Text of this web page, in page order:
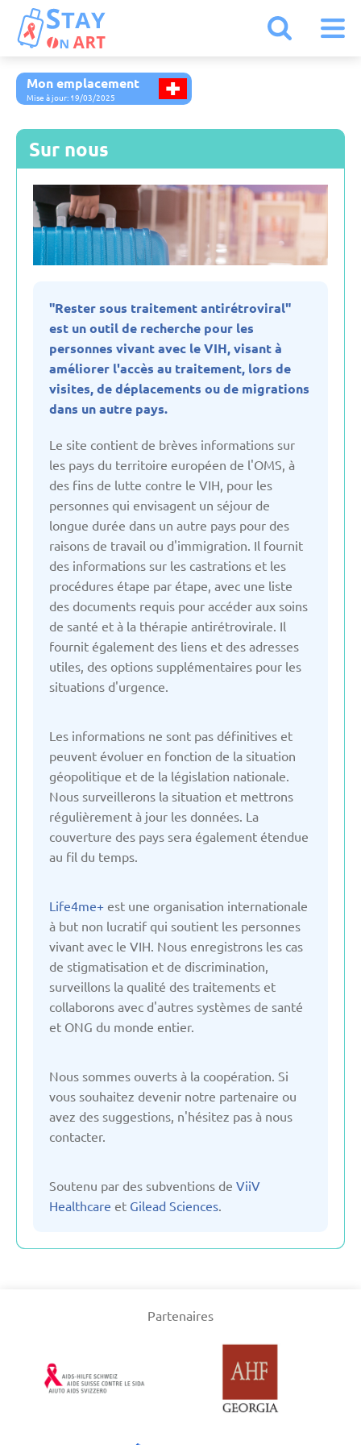
Mon emplacement
Mise à jour: 19/03/2025
Sur nous
"Rester sous traitement antirétroviral"
est un outil de recherche pour les
personnes vivant avec le VIH, visant à
améliorer l'accès au traitement, lors de
visites, de déplacements ou de migrations
dans un autre pays.
Le site contient de brèves informations sur
les pays du territoire européen de l'OMS, à
des fins de lutte contre le VIH, pour les
personnes qui envisagent un séjour de
longue durée dans un autre pays pour des
raisons de travail ou d'immigration. Il fournit
des informations sur les castrations et les
procédures étape par étape, avec une liste
des documents requis pour accéder aux soins
de santé et à la thérapie antirétrovirale. Il
fournit également des liens et des adresses
utiles, des options supplémentaires pour les
situations d'urgence.
Les informations ne sont pas définitives et
peuvent évoluer en fonction de la situation
géopolitique et de la législation nationale.
Nous surveillerons la situation et mettrons
régulièrement à jour les données. La
couverture des pays sera également étendue
au fil du temps.
Life4me+ est une organisation internationale
à but non lucratif qui soutient les personnes
vivant avec le VIH. Nous enregistrons les cas
de stigmatisation et de discrimination,
surveillons la qualité des traitements et
collaborons avec d'autres systèmes de santé
et ONG du monde entier.
Nous sommes ouverts à la coopération. Si
vous souhaitez devenir notre partenaire ou
avez des suggestions, n'hésitez pas à nous
contacter.
Soutenu par des subventions de ViiV
Healthcare et Gilead Sciences.
Kazakhstan
Allemagne
Arménie
Autriche
Biélorussie
Bulgarie
Danemark
Espagne
Estonie
France
Fédération Russe
Géorgie
Italie
Kirghizistan
La slovaquie
Lettonie
Lituanie
Moldavie
Monténégro
Ouzbékistan
Pays-Bas
Suisse
Partenaires